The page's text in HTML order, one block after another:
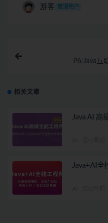
游客 普通用户
P6:Java互
相关文章
Java AI 高
Java+AI全